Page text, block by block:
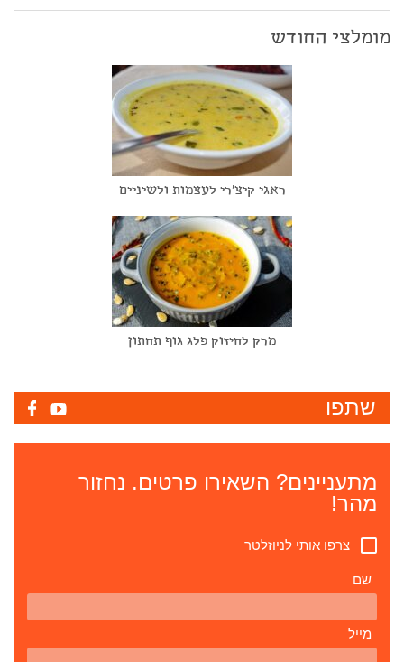
מומלצי החודש
ראגי קיצ'רי לעצמות ולשיניים
מרק לחיזוק פלג גוף תחתון
שתפו
מתעניינים? השאירו פרטים. נחזור
מהר!
צרפו אותי לניוזלטר
שם
מייל